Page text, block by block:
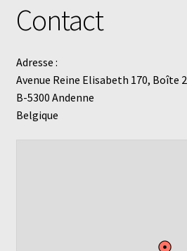
Nous recherchons
Contact
Contact
Adresse :
Avenue Reine Elisabeth 170, Boîte 2
B-5300 Andenne
Belgique